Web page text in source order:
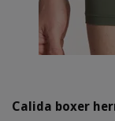
Calida boxer